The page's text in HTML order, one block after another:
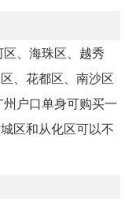
、海珠区、越秀
、花都区、南沙区
户口单身可购买一
区和从化区可以不